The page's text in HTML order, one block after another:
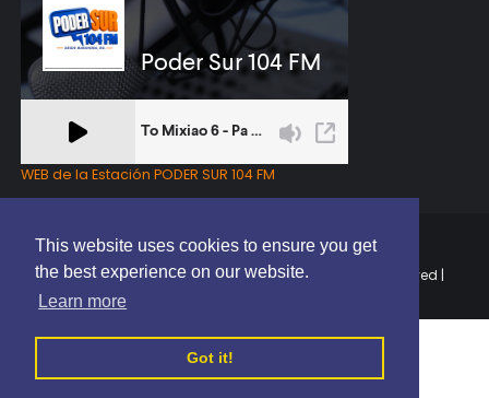
This website uses cookies to ensure you get
the best experience on our website.
Learn more
Got it!
WEB de la Estación PODER SUR 104 FM
Copyright © 2025 | EL PODER DEL SUR RD | All Rights Reserved |